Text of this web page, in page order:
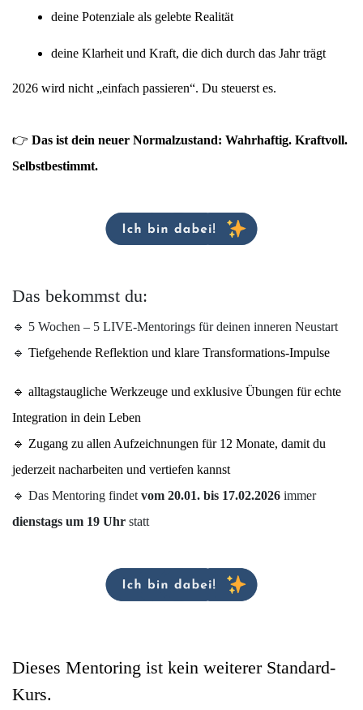
deine Potenziale als gelebte Realität
deine Klarheit und Kraft, die dich durch das Jahr trägt
2026 wird nicht „einfach passieren“. Du steuerst es.
👉 Das ist dein neuer Normalzustand: Wahrhaftig. Kraftvoll.
Selbstbestimmt.
Das bekommst du:
🔹 5 Wochen – 5 LIVE-Mentorings für deinen inneren Neustart
🔹 Tiefgehende Reflektion und klare Transformations-Impulse
🔹 alltagstaugliche Werkzeuge und exklusive Übungen für echte
Integration in dein Leben
🔹 Zugang zu allen Aufzeichnungen für 12 Monate, damit du
jederzeit nacharbeiten und vertiefen kannst
🔹 Das Mentoring findet vom 20.01. bis 17.02.2026 immer
dienstags um 19 Uhr statt
Dieses Mentoring ist kein weiterer Standard-
Kurs.